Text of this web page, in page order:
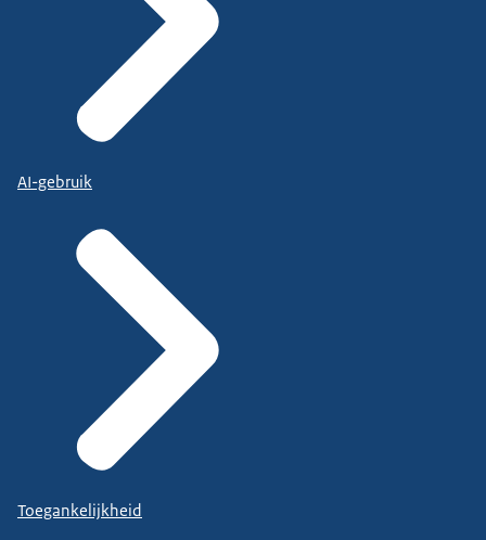
AI-gebruik
Toegankelijkheid